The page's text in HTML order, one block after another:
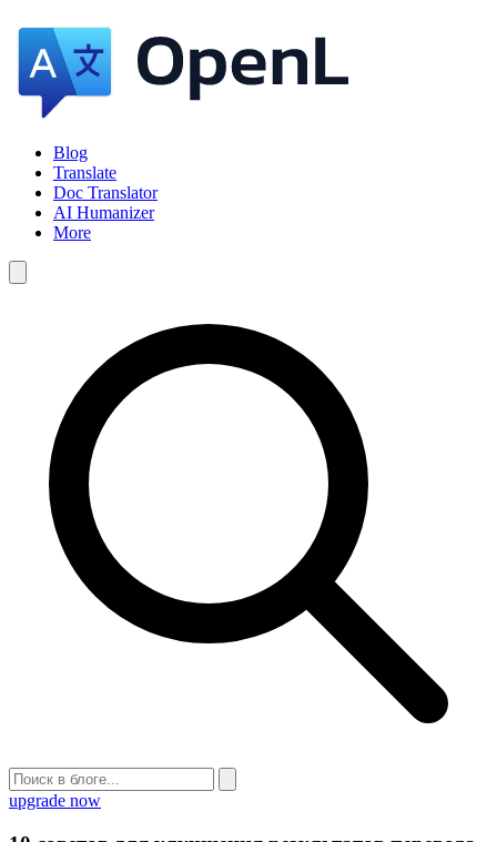
Blog
Translate
Doc Translator
AI Humanizer
More
upgrade now